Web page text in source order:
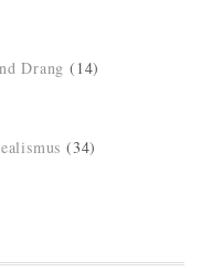
Drang (14)
(34)